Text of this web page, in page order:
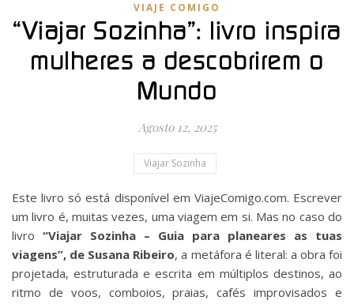
VIAJE COMIGO
“Viajar Sozinha”: livro inspira
mulheres a descobrirem o
Mundo
Agosto 12, 2025
Viajar Sozinha
Este livro só está disponível em ViajeComigo.com. Escrever
um livro é, muitas vezes, uma viagem em si. Mas no caso do
livro “Viajar Sozinha – Guia para planeares as tuas
viagens”, de Susana Ribeiro, a metáfora é literal: a obra foi
projetada, estruturada e escrita em múltiplos destinos, ao
ritmo de voos, comboios, praias, cafés improvisados e